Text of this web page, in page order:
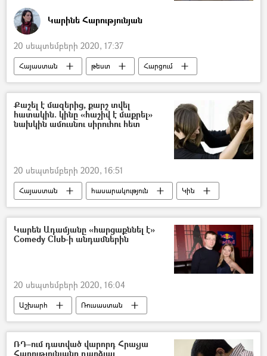
Կարինե Հարությունյան
20 սեպտեմբերի 2020, 17:37
Հայաստան թեստ
Հարցում
բուժաշխատող
բժիշկ
պոլիկլինիկա
հիվանդանոց
ՀՀ առողջապահության նախարարություն
Կորոնավիրուսը աշխարհում
Քաշել է մազերից, քարշ տվել
հատակին. կինը «հաշիվ է մաքրել»
նախկին ամուսնու սիրուհու հետ
20 սեպտեմբերի 2020, 16:51
Հայաստան հասարակություն
Կին
ամուսին
Սիրուհի Դատարան
Կարեն Ադամյանը «հարցաքննել է»
Comedy Club-ի անդամներին
20 սեպտեմբերի 2020, 16:04
Աշխարհ
Ռուսաստան
Comedy club
Գարիկ Մարտիրոսյան
Արթուր Ջանիբեկյան
ՌԴ–ում դատված վարորդ Հրաչյա
Հարությունյանը դարձյալ